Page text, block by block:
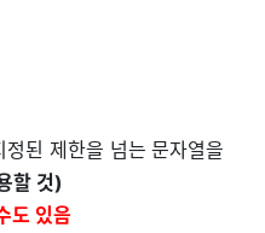
된 제한을 넘는 문자열을
할 것)
도 있음